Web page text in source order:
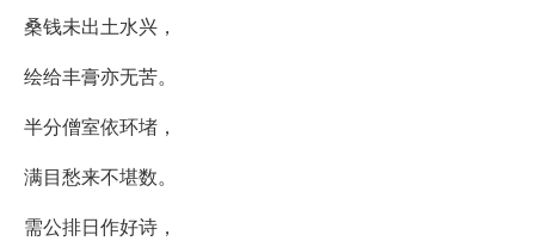
桑钱未出土水兴，
绘给丰膏亦无苦。
半分僧室依环堵，
满目愁来不堪数。
需公排日作好诗，